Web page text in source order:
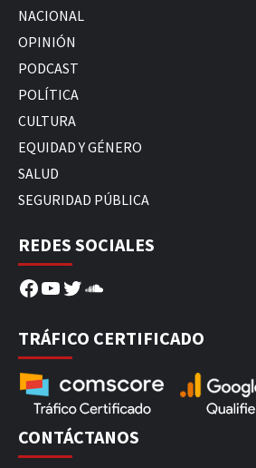
NACIONAL
OPINIÓN
PODCAST
POLÍTICA
CULTURA
EQUIDAD Y GÉNERO
SALUD
SEGURIDAD PÚBLICA
REDES SOCIALES
Facebook
YouTube
Twitter
SoundCloud
TRÁFICO CERTIFICADO
CONTÁCTANOS